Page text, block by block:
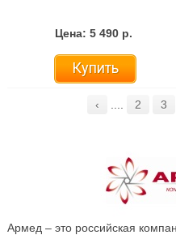
Цена: 5 490 р.
Купить
‹ 2 3
Армед – это российская